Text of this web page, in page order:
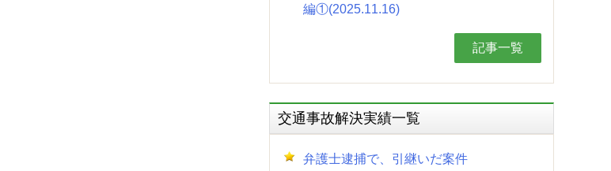
編①(2025.11.16)
記事一覧
交通事故解決実績一覧
弁護士逮捕で、引継いだ案件